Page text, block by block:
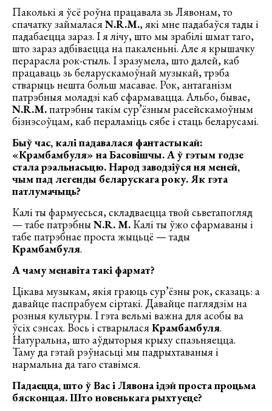
Паколькі я ўсё роўна працавала зь Лявонам, то
спачатку займаласяN.R.M., які мне падабаўся тады і
падабаецца зараз. І я лічу, што мы зрабілі шмат таго,
што зараз адбіваецца на пакаленьні. Але я крышачку
перарасла рок-стыль. І зразумела, што далей, каб
працаваць зь беларускамоўнай музыкай, трэба
стварыць нешта больш масавае. Рок, антаганізм
патрэбныя моладзі каб сфармавацца. Альбо, бывае,
N.R.M.патрэбны такім сур’ёзным расейскамоўным
бізнэсоўцам, каб пераламіць сябе і стаць беларусамі.
Быў час, калі падавалася фантастыкай:
«Крамбамбуля» на Басовішчы. А ў гэтым годзе
стала рэальнасьцю. Народ заводзіўся ня меней,
чым пад легенды беларускага року. Як гэта
патлумачыць?
Калі ты фармуесься, складваецца твой сьветапогляд
— табе патрэбныN.R. M. Калі ты ўжо сфармаваны і
табе патрэбнае проста жыцьцё — тады
Крамбамбуля.
А чаму менавіта такі фармат?
Цікава музыкам, якія граюць сур’ёзны рок, сказаць: а
давайце паспрабуем сіртакі. Давайце паглядзім на
розныя культуры. І гэта вельмі важна для асобы ва
ўсіх сэнсах. Вось і стварыласяКрамбамбуля.
Натуральна, што аўдыторыя крыху спазьняецца.
Таму да гэтай рэўнасьці мы падрыхтаваныя і
нармальна да таго ставімся.
Падаецца, што ў Вас і Лявона ідэй проста процьма
бясконцая. Што новенькага рыхтуеце?